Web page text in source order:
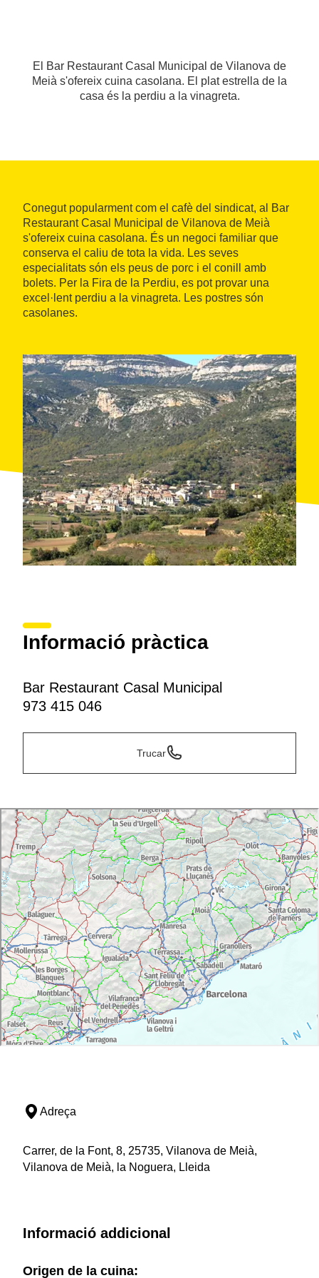
El Bar Restaurant Casal Municipal de Vilanova de
Meià s'ofereix cuina casolana. El plat estrella de la
casa és la perdiu a la vinagreta.
Conegut popularment com el cafè del sindicat, al Bar
Restaurant Casal Municipal de Vilanova de Meià
s'ofereix cuina casolana. És un negoci familiar que
conserva el caliu de tota la vida. Les seves
especialitats són els peus de porc i el conill amb
bolets. Per la Fira de la Perdiu, es pot provar una
excel·lent perdiu a la vinagreta. Les postres són
casolanes.
Informació pràctica
Bar Restaurant Casal Municipal
973 415 046
Trucar
Adreça
Carrer, de la Font, 8, 25735, Vilanova de Meià,
Vilanova de Meià, la Noguera, Lleida
Informació addicional
Origen de la cuina: